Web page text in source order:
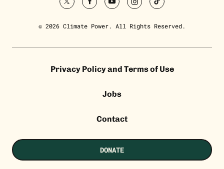
twitterfacebookyoutubeinstagramtiktok
© 2026 Climate Power. All Rights Reserved.
Privacy Policy and Terms of Use
Jobs
Contact
DONATE